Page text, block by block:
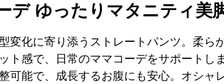
デ ゆったりマタニティ美
変化に寄り添うストレートパンツ。柔ら
ト感で、日常のママコーデをサポートし
可能で、成長するお腹にも安心。オシャ